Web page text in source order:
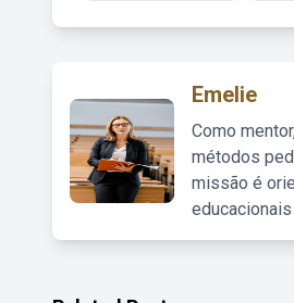
Emelie
Como
métodos
missão é